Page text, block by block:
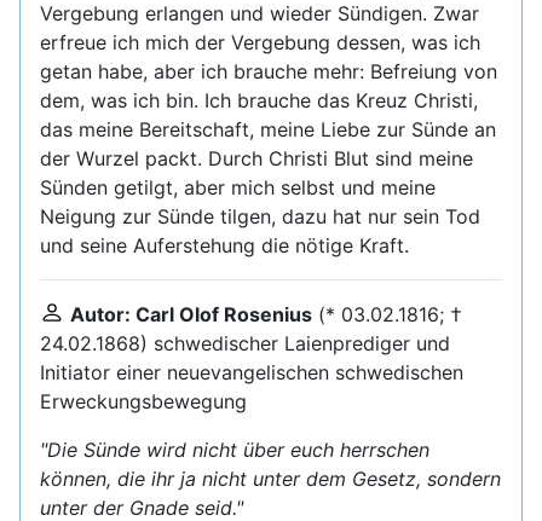
Vergebung erlangen und wieder Sündigen. Zwar
erfreue ich mich der Vergebung dessen, was ich
getan habe, aber ich brauche mehr: Befreiung von
dem, was ich bin. Ich brauche das Kreuz Christi,
das meine Bereitschaft, meine Liebe zur Sünde an
der Wurzel packt. Durch Christi Blut sind meine
Sünden getilgt, aber mich selbst und meine
Neigung zur Sünde tilgen, dazu hat nur sein Tod
und seine Auferstehung die nötige Kraft.
Autor: Carl Olof Rosenius (* 03.02.1816; †
24.02.1868) schwedischer Laienprediger und
Initiator einer neuevangelischen schwedischen
Erweckungsbewegung
"Die Sünde wird nicht über euch herrschen
können, die ihr ja nicht unter dem Gesetz, sondern
unter der Gnade seid."